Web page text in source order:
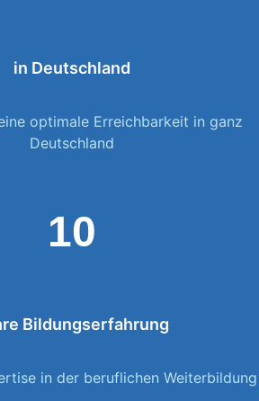
in Deutschland
optimale Erreichbarkeit in ganz
Deutschland
10
Bildungserfahrung
in der beruflichen Weiterbildung